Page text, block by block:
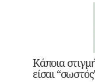
Κάποια
είσαι